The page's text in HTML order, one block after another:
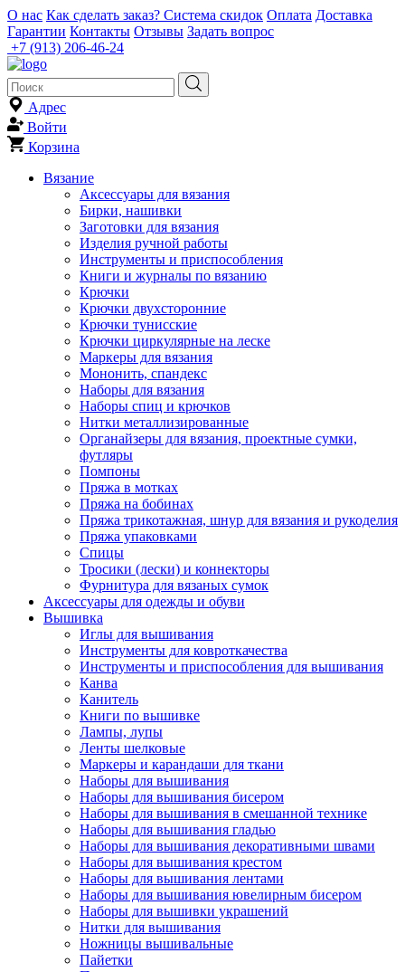
О нас Как сделать заказ? Система скидок Оплата Доставка
Гарантии Контакты Отзывы Задать вопрос
+7 (913) 206-46-24
Адрес
Войти
Корзина
Вязание
Аксессуары для вязания
Бирки, нашивки
Заготовки для вязания
Изделия ручной работы
Инструменты и приспособления
Книги и журналы по вязанию
Крючки
Крючки двухсторонние
Крючки тунисские
Крючки циркулярные на леске
Маркеры для вязания
Мононить, спандекс
Наборы для вязания
Наборы спиц и крючков
Нитки металлизированные
Органайзеры для вязания, проектные сумки,
футляры
Помпоны
Пряжа в мотках
Пряжа на бобинах
Пряжа трикотажная, шнур для вязания и рукоделия
Пряжа упаковками
Спицы
Тросики (лески) и коннекторы
Фурнитура для вязаных сумок
Аксессуары для одежды и обуви
Вышивка
Иглы для вышивания
Инструменты для ковроткачества
Инструменты и приспособления для вышивания
Канва
Канитель
Книги по вышивке
Лампы, лупы
Ленты шелковые
Маркеры и карандаши для ткани
Наборы для вышивания
Наборы для вышивания бисером
Наборы для вышивания в смешанной технике
Наборы для вышивания гладью
Наборы для вышивания декоративными швами
Наборы для вышивания крестом
Наборы для вышивания лентами
Наборы для вышивания ювелирным бисером
Наборы для вышивки украшений
Нитки для вышивания
Ножницы вышивальные
Пайетки